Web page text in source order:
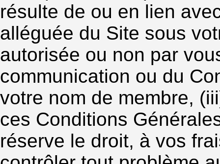
résulte de ou en lien
alléguée du Site sous
autorisée ou non par
communication ou du
votre nom de membre,
ces Conditions
réserve le droit, à vos